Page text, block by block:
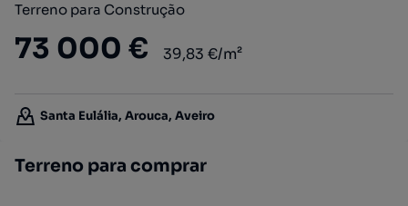
Terreno para Construção
73 000 € 39,83 €/m²
Santa Eulália, Arouca, Aveiro
Terreno para comprar